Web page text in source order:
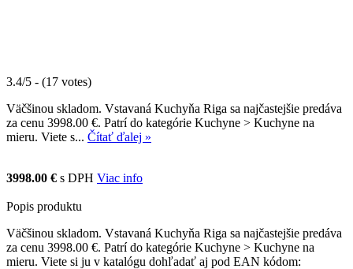
3.4/5 - (17 votes)
Väčšinou skladom. Vstavaná Kuchyňa Riga sa najčastejšie predáva
za cenu 3998.00 €. Patrí do kategórie Kuchyne > Kuchyne na
mieru. Viete s... Čítať ďalej »
3998.00 € s DPH Viac info
Popis produktu
Väčšinou skladom. Vstavaná Kuchyňa Riga sa najčastejšie predáva
za cenu 3998.00 €. Patrí do kategórie Kuchyne > Kuchyne na
mieru. Viete si ju v katalógu dohľadať aj pod EAN kódom: